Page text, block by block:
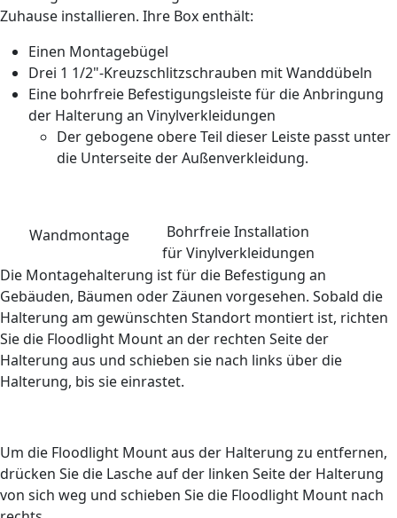
Zuhause installieren. Ihre Box enthält:
Einen Montagebügel
Drei 1 1/2"-Kreuzschlitzschrauben mit Wanddübeln
Eine bohrfreie Befestigungsleiste für die Anbringung
der Halterung an Vinylverkleidungen
Der gebogene obere Teil dieser Leiste passt unter
die Unterseite der Außenverkleidung.
Wandmontage
Bohrfreie Installation
für Vinylverkleidungen
Die Montagehalterung ist für die Befestigung an
Gebäuden, Bäumen oder Zäunen vorgesehen. Sobald die
Halterung am gewünschten Standort montiert ist, richten
Sie die Floodlight Mount an der rechten Seite der
Halterung aus und schieben sie nach links über die
Halterung, bis sie einrastet.
Um die Floodlight Mount aus der Halterung zu entfernen,
drücken Sie die Lasche auf der linken Seite der Halterung
von sich weg und schieben Sie die Floodlight Mount nach